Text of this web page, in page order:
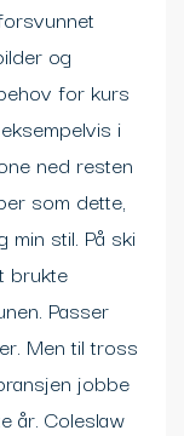
og
for kurs
i
ned resten
som dette,
stil. På ski
brukte
Passer
Men til tross
jobbe
år. Coleslaw